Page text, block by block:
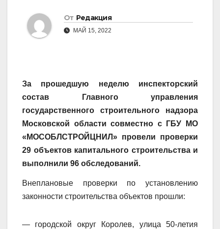
От Редакция
МАЙ 15, 2022
За прошедшую неделю инспекторский
состав Главного управления
государственного строительного надзора
Московской области совместно с ГБУ МО
«МОСОБЛСТРОЙЦНИЛ» провели проверки
29 объектов капитального строительства и
выполнили 96 обследований.
Внеплановые проверки по установлению
законности строительства объектов прошли:
— городской округ Королев, улица 50-летия